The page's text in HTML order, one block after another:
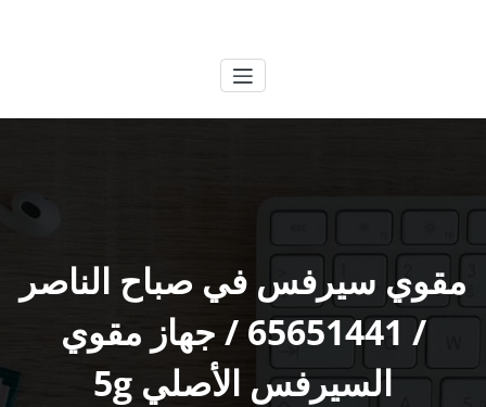
مقوي سيرفس في صباح الناصر
/ 65651441 / جهاز مقوي
السيرفس الأصلي 5g